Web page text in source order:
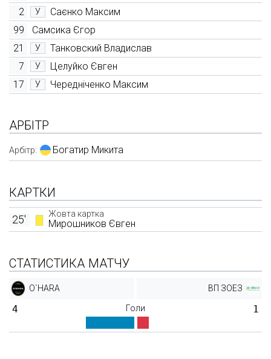
2
У
Саєнко Максим
99
Самсика Єгор
21
У
Танковский Владислав
7
У
Целуйко Євген
17
У Чередніченко Максим
АРБІТР
Арбітр: Богатир Микита
КАРТКИ
Жовта картка
Мирошников Євген
25'
СТАТИСТИКА МАТЧУ
O`HARA ВП ЗОЕЗ
4 Голи 1